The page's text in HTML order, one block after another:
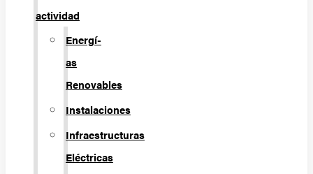
actividad
Energí­
as
Renovables
Instalaciones
Infraestructuras
Eléctricas